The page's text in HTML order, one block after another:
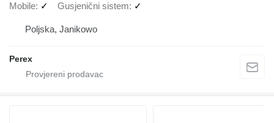
Mobile ✓ Gusjenični sistem ✓
Poljska, Janikowo
Perex